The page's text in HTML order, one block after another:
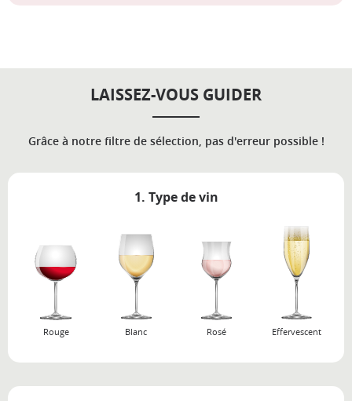
LAISSEZ-VOUS GUIDER
Grâce à notre filtre de sélection, pas d'erreur possible !
1. Type de vin
Rouge Blanc Rosé Effervescent